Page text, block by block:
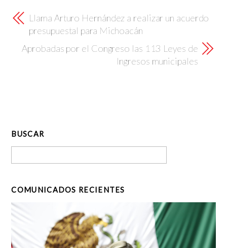
Llama Arturo Hernández a realizar un acuerdo
presupuestal para Michoacán
Aprobadas por el Congreso las 113 Leyes de
Ingresos municipales
BUSCAR
COMUNICADOS RECIENTES